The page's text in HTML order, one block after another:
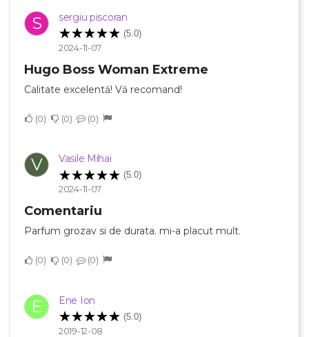
S sergiu piscoran
(5.0)
2024-11-07
Hugo Boss Woman Extreme
Calitate excelentă! Vă recomand!
0 0 0
V Vasile Mihai
(5.0)
2024-11-07
Comentariu
Parfum grozav si de durata. mi-a placut mult.
0 0 0
E Ene Ion
(5.0)
2019-12-08
Creeaza o lista de dorinte